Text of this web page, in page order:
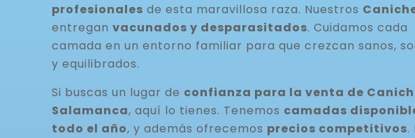
profesionales de esta maravillosa raza. Nuestros
entregan vacunados y desparasitados. Cuidamos cada
camada en un entorno familiar para que crezcan sanos,
y equilibrados.
Si buscas un lugar de confianza para la venta de
Salamanca, aquí lo tienes. Tenemos camadas
todo el año, y además ofrecemos precios competitivos.